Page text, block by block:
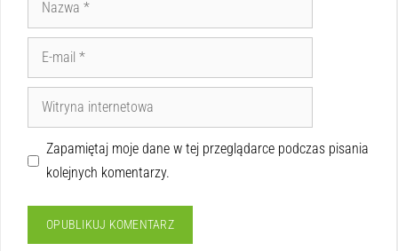
Zapamiętaj moje dane w tej przeglądarce podczas pisania
kolejnych komentarzy.